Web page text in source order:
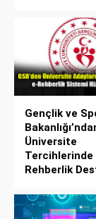
Gençlik ve
Üniversite
Tercihlerinde
Rehberlik